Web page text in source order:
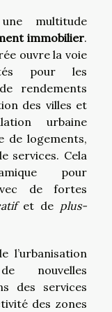
multitude
immobilier.
ouvre la voie
pour les
rendements
des villes et
urbaine
de logements,
services. Cela
pour
de fortes
et de plus-
l’urbanisation
nouvelles
des services
des zones